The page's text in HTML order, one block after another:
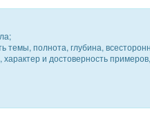
темы, полнота, глубина,
характер и достоверность